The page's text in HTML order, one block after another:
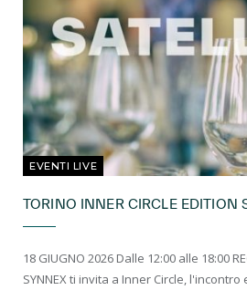
EVENTI LIVE
TORINO INNER CIRCLE EDITION
18 GIUGNO 2026 Dalle 12:00 alle 18:00
SYNNEX ti invita a Inner Circle, l'incontro